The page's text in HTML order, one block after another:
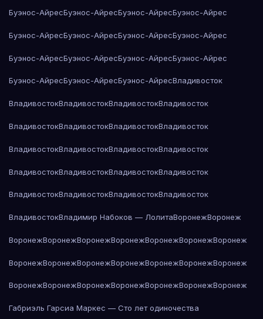
Буэнос-АйресБуэнос-АйресБуэнос-АйресБуэнос-Айрес
Буэнос-АйресБуэнос-АйресБуэнос-АйресБуэнос-Айрес
Буэнос-АйресБуэнос-АйресБуэнос-АйресБуэнос-Айрес
Буэнос-АйресБуэнос-АйресБуэнос-АйресВладивосток
ВладивостокВладивостокВладивостокВладивосток
ВладивостокВладивостокВладивостокВладивосток
ВладивостокВладивостокВладивостокВладивосток
ВладивостокВладивостокВладивостокВладивосток
ВладивостокВладивостокВладивостокВладивосток
ВладивостокВладимир Набоков — ЛолитаВоронежВоронеж
ВоронежВоронежВоронежВоронежВоронежВоронежВоронеж
ВоронежВоронежВоронежВоронежВоронежВоронежВоронеж
ВоронежВоронежВоронежВоронежВоронежВоронежВоронеж
Габриэль Гарсиа Маркес — Сто лет одиночества